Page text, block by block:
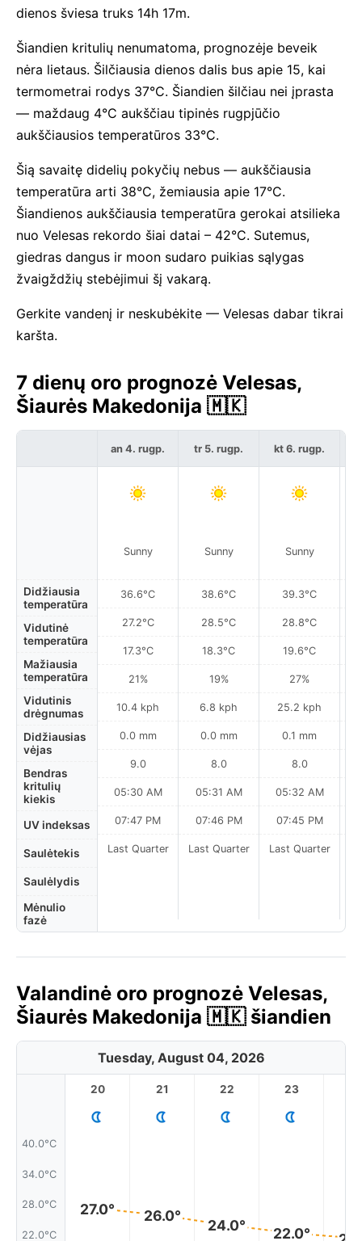
dienos šviesa truks 14h 17m.
Šiandien kritulių nenumatoma, prognozėje beveik
nėra lietaus. Šilčiausia dienos dalis bus apie 15, kai
termometrai rodys 37°C. Šiandien šilčiau nei įprasta
— maždaug 4°C aukščiau tipinės rugpjūčio
aukščiausios temperatūros 33°C.
Šią savaitę didelių pokyčių nebus — aukščiausia
temperatūra arti 38°C, žemiausia apie 17°C.
Šiandienos aukščiausia temperatūra gerokai atsilieka
nuo Velesas rekordo šiai datai – 42°C. Sutemus,
giedras dangus ir moon sudaro puikias sąlygas
žvaigždžių stebėjimui šį vakarą.
Gerkite vandenį ir neskubėkite — Velesas dabar tikrai
karšta.
7 dienų oro prognozė Velesas,
Šiaurės Makedonija 🇲🇰
Didžiausia
temperatūra
Vidutinė
temperatūra
Mažiausia
temperatūra
Vidutinis
drėgnumas
Didžiausias
vėjas
Bendras
kritulių
kiekis
UV indeksas
Saulėtekis
Saulėlydis
Mėnulio
fazė
an 4. rugp.
Sunny
36.6°C
27.2°C
17.3°C
21%
10.4 kph
0.0 mm
9.0
05:30 AM
07:47 PM
Last Quarter
tr 5. rugp.
Sunny
38.6°C
28.5°C
18.3°C
19%
6.8 kph
0.0 mm
8.0
05:31 AM
07:46 PM
Last Quarter
kt 6. rugp.
Sunny
39.3°C
28.8°C
19.6°C
27%
25.2 kph
0.1 mm
8.0
05:32 AM
07:45 PM
Last Quarter
Valandinė oro prognozė Velesas,
Šiaurės Makedonija 🇲🇰 šiandien
Tuesday, August 04, 2026
40.0°C
34.0°C
28.0°C
22.0°C
20
27.0°
21
26.0°
22
24.0°
23
22.0°